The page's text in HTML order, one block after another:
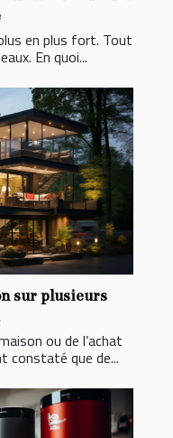
en plus fort. Tout
En quoi...
sur plusieurs
ou de l’achat
constaté que de...